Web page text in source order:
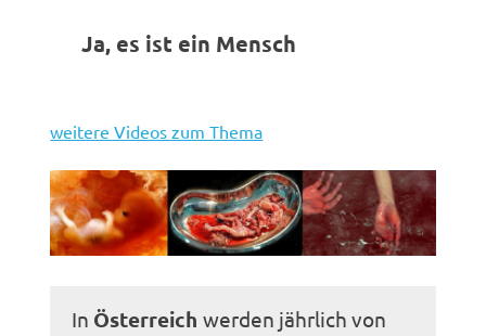
Ja, es ist ein Mensch
weitere Videos zum Thema
In Österreichwerden jährlich von